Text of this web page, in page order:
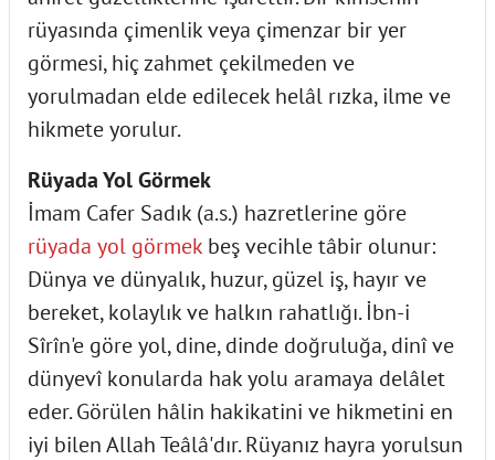
rüyasında çimenlik veya çimenzar bir yer
görmesi, hiç zahmet çekilmeden ve
yorulmadan elde edilecek helâl rızka, ilme ve
hikmete yorulur.
Rüyada Yol Görmek
İmam Cafer Sadık (a.s.) hazretlerine göre
rüyada yol görmek beş vecihle tâbir olunur:
Dünya ve dünyalık, huzur, güzel iş, hayır ve
bereket, kolaylık ve halkın rahatlığı. İbn-i
Sîrîn'e göre yol, dine, dinde doğruluğa, dinî ve
dünyevî konularda hak yolu aramaya delâlet
eder. Görülen hâlin hakikatini ve hikmetini en
iyi bilen Allah Teâlâ'dır. Rüyanız hayra yorulsun